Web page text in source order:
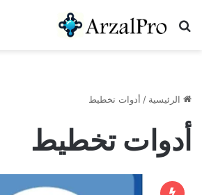
بحث عن
الرئيسية / أدوات تخطيط
أدوات تخطيط